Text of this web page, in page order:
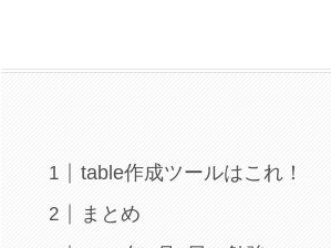
table作成ツールはこれ！
まとめ